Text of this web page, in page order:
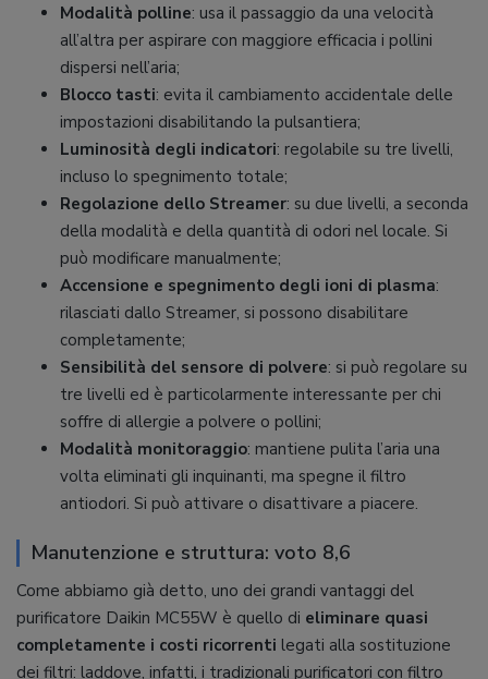
Modalità polline: usa il passaggio da una velocità
all’altra per aspirare con maggiore efficacia i pollini
dispersi nell’aria;
Blocco tasti: evita il cambiamento accidentale delle
impostazioni disabilitando la pulsantiera;
Luminosità degli indicatori: regolabile su tre livelli,
incluso lo spegnimento totale;
Regolazione dello Streamer: su due livelli, a seconda
della modalità e della quantità di odori nel locale. Si
può modificare manualmente;
Accensione e spegnimento degli ioni di plasma:
rilasciati dallo Streamer, si possono disabilitare
completamente;
Sensibilità del sensore di polvere: si può regolare su
tre livelli ed è particolarmente interessante per chi
soffre di allergie a polvere o pollini;
Modalità monitoraggio: mantiene pulita l’aria una
volta eliminati gli inquinanti, ma spegne il filtro
antiodori. Si può attivare o disattivare a piacere.
Manutenzione e struttura: voto 8,6
Come abbiamo già detto, uno dei grandi vantaggi del
purificatore Daikin MC55W è quello di eliminare quasi
completamente i costi ricorrenti legati alla sostituzione
dei filtri: laddove, infatti, i tradizionali purificatori con filtro